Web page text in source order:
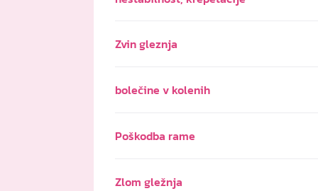
Zvin gleznja
bolečine v kolenih
Poškodba rame
Zlom gležnja